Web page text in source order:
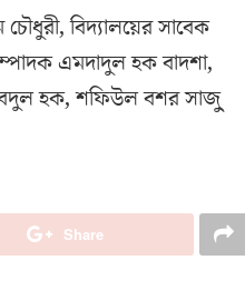
বিদ্যালয়ের সাবেক
এমদাদুল হক বাদশা,
হক, শফিউল বশর সাজু্
Share